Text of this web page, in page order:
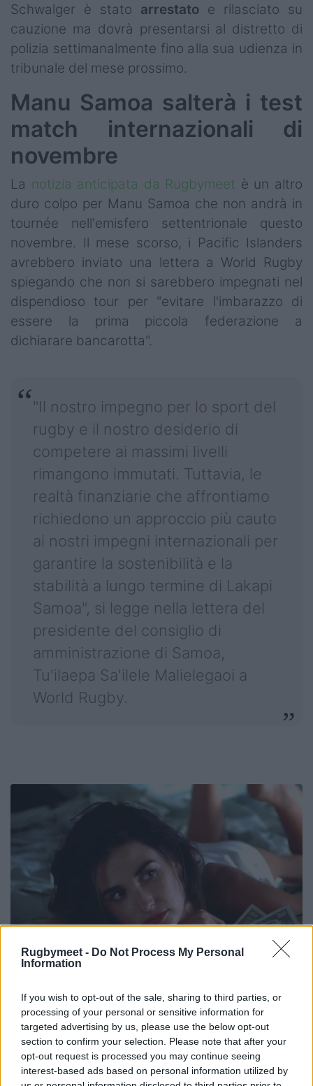
Rugbymeet - Do Not Process My Personal
Information
If you wish to opt-out of the sale, sharing to third parties, or
processing of your personal or sensitive information for
targeted advertising by us, please use the below opt-out
section to confirm your selection. Please note that after your
opt-out request is processed you may continue seeing
interest-based ads based on personal information utilized by
Schwalger è stato arrestato e rilasciato su
cauzione ma dovrà presentarsi al distretto di
polizia settimanalmente fino alla sua udienza in
tribunale del mese prossimo.
Manu Samoa salterà i test
match internazionali di
novembre
La notizia anticipata da Rugbymeet è un altro
duro colpo per Manu Samoa che non andrà in
tournée nell'emisfero settentrionale questo
novembre. Il mese scorso, i Pacific Islanders
avrebbero inviato una lettera a World Rugby
spiegando che non si sarebbero impegnati nel
dispendioso tour per "evitare l'imbarazzo di
essere la prima piccola federazione a
dichiarare bancarotta".
"Il nostro impegno per lo sport del
rugby e il nostro desiderio di
competere ai massimi livelli
rimangono immutati. Tuttavia, le
realtà finanziarie che affrontiamo
richiedono un approccio più cauto
ai nostri impegni internazionali per
garantire la sostenibilità e la
stabilità a lungo termine di Lakapi
Samoa", si legge nella lettera del
presidente del consiglio di
amministrazione di Samoa,
Tu'ilaepa Sa'ilele Malielegaoi a
World Rugby.